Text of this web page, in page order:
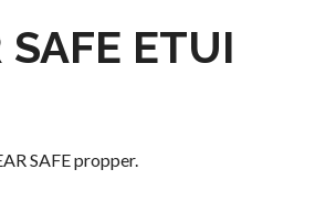
SAFE ETUI
SAFE propper.